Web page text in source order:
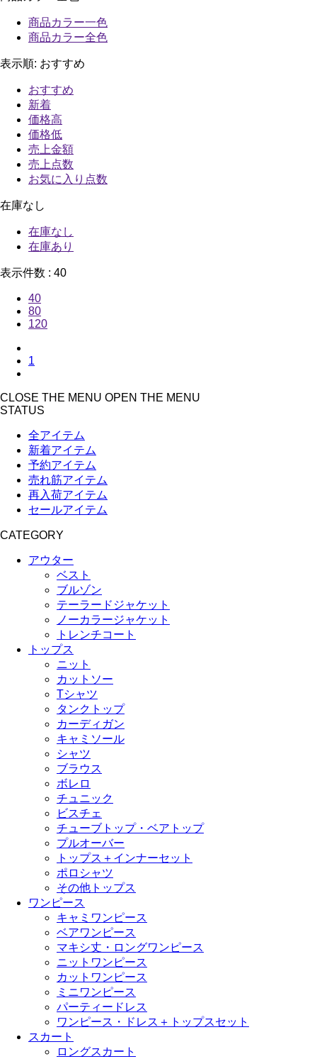
商品カラー一色
商品カラー全色
表示順: おすすめ
おすすめ
新着
価格高
価格低
売上金額
売上点数
お気に入り点数
在庫なし
在庫なし
在庫あり
表示件数 : 40
40
80
120
1
CLOSE THE MENU OPEN THE MENU
STATUS
全アイテム
新着アイテム
予約アイテム
売れ筋アイテム
再入荷アイテム
セールアイテム
CATEGORY
アウター
ベスト
ブルゾン
テーラードジャケット
ノーカラージャケット
トレンチコート
トップス
ニット
カットソー
Tシャツ
タンクトップ
カーディガン
キャミソール
シャツ
ブラウス
ボレロ
チュニック
ビスチェ
チューブトップ・ベアトップ
プルオーバー
トップス＋インナーセット
ポロシャツ
その他トップス
ワンピース
キャミワンピース
ベアワンピース
マキシ丈・ロングワンピース
ニットワンピース
カットワンピース
ミニワンピース
パーティードレス
ワンピース・ドレス＋トップスセット
スカート
ロングスカート